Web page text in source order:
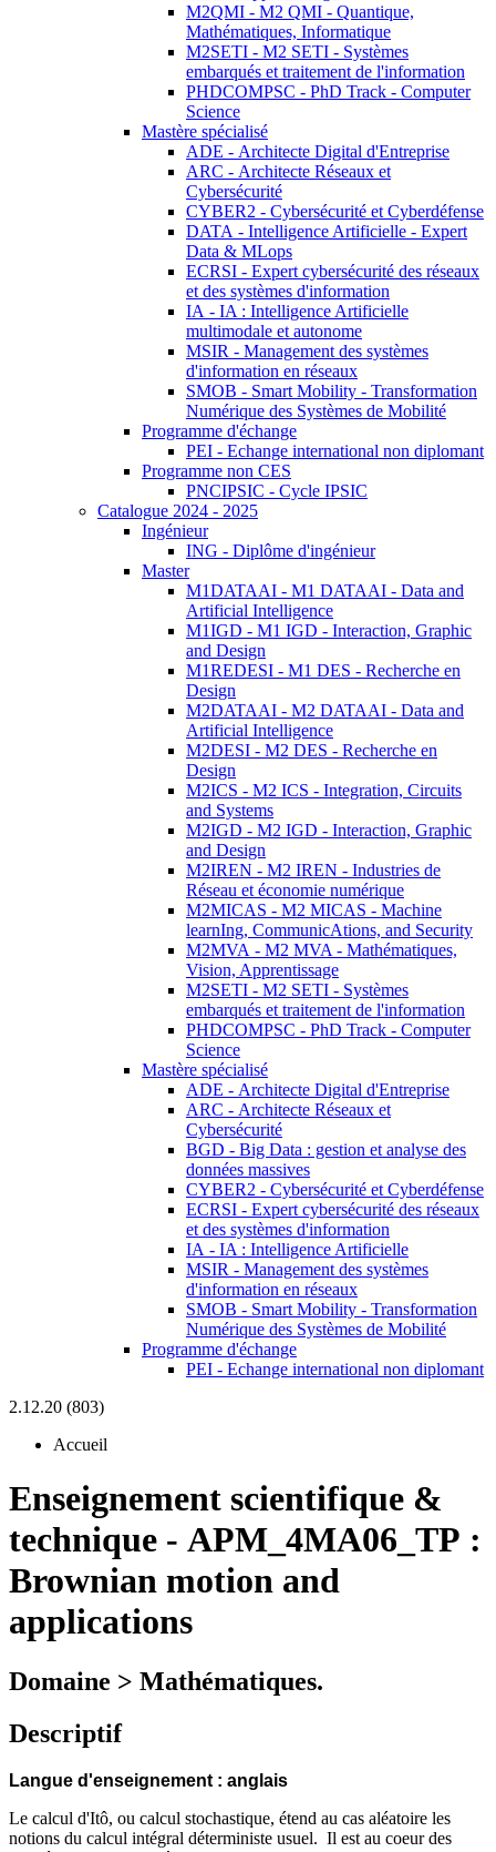
M2QMI - M2 QMI - Quantique,
Mathématiques, Informatique
M2SETI - M2 SETI - Systèmes
embarqués et traitement de l'information
PHDCOMPSC - PhD Track - Computer
Science
Mastère spécialisé
ADE - Architecte Digital d'Entreprise
ARC - Architecte Réseaux et
Cybersécurité
CYBER2 - Cybersécurité et Cyberdéfense
DATA - Intelligence Artificielle - Expert
Data & MLops
ECRSI - Expert cybersécurité des réseaux
et des systèmes d'information
IA - IA : Intelligence Artificielle
multimodale et autonome
MSIR - Management des systèmes
d'information en réseaux
SMOB - Smart Mobility - Transformation
Numérique des Systèmes de Mobilité
Programme d'échange
PEI - Echange international non diplomant
Programme non CES
PNCIPSIC - Cycle IPSIC
Catalogue 2024 - 2025
Ingénieur
ING - Diplôme d'ingénieur
Master
M1DATAAI - M1 DATAAI - Data and
Artificial Intelligence
M1IGD - M1 IGD - Interaction, Graphic
and Design
M1REDESI - M1 DES - Recherche en
Design
M2DATAAI - M2 DATAAI - Data and
Artificial Intelligence
M2DESI - M2 DES - Recherche en
Design
M2ICS - M2 ICS - Integration, Circuits
and Systems
M2IGD - M2 IGD - Interaction, Graphic
and Design
M2IREN - M2 IREN - Industries de
Réseau et économie numérique
M2MICAS - M2 MICAS - Machine
learnIng, CommunicAtions, and Security
M2MVA - M2 MVA - Mathématiques,
Vision, Apprentissage
M2SETI - M2 SETI - Systèmes
embarqués et traitement de l'information
PHDCOMPSC - PhD Track - Computer
Science
Mastère spécialisé
ADE - Architecte Digital d'Entreprise
ARC - Architecte Réseaux et
Cybersécurité
BGD - Big Data : gestion et analyse des
données massives
CYBER2 - Cybersécurité et Cyberdéfense
ECRSI - Expert cybersécurité des réseaux
et des systèmes d'information
IA - IA : Intelligence Artificielle
MSIR - Management des systèmes
d'information en réseaux
SMOB - Smart Mobility - Transformation
Numérique des Systèmes de Mobilité
Programme d'échange
PEI - Echange international non diplomant
2.12.20 (803)
Accueil
Enseignement scientifique &
technique - APM_4MA06_TP :
Brownian motion and
applications
Domaine > Mathématiques.
Descriptif
Langue d'enseignement : anglais
Le calcul d'Itô, ou calcul stochastique, étend au cas aléatoire les
notions du calcul intégral déterministe usuel. Il est au coeur des